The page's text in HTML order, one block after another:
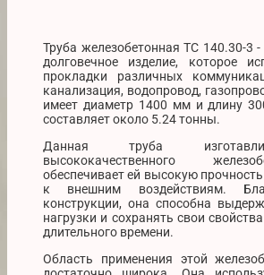
Труба железобетонная ТС 140.30-3
долговечное изделие, которое
прокладки различных
канализация, водопровод,
имеет диаметр 1400 мм и длину
составляет около 5.24 тонны.
Данная труба
высококачественного
обеспечивает ей высокую
к внешним воздействиям.
конструкции, она способна
нагрузки и сохранять свои
длительного времени.
Область применения этой